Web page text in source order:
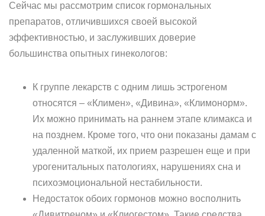
Сейчас мы рассмотрим список гормональных
препаратов, отличившихся своей высокой
эффективностью, и заслуживших доверие
большинства опытных гинекологов:
К группе лекарств с одним лишь эстрогеном
относятся – «Климен», «Дивина», «Климонорм».
Их можно принимать на раннем этапе климакса и
на позднем. Кроме того, что они показаны дамам с
удаленной маткой, их прием разрешен еще и при
урогенитальных патологиях, нарушениях сна и
психоэмоциональной нестабильности.
Недостаток обоих гормонов можно восполнить